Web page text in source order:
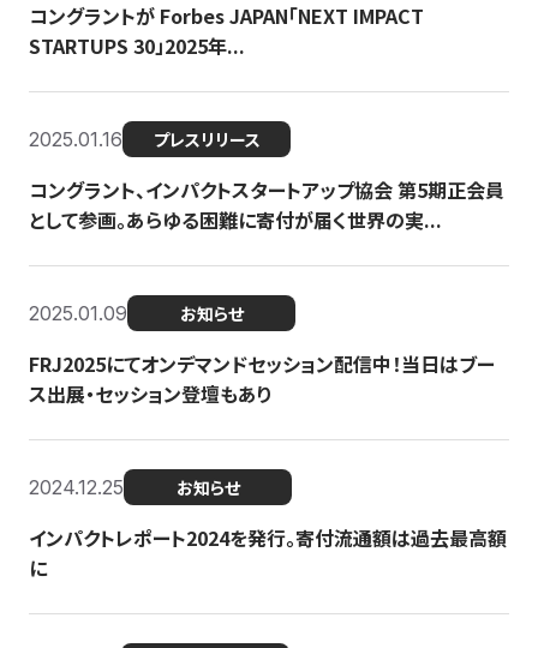
コングラントが Forbes JAPAN「NEXT IMPACT
STARTUPS 30」2025年...
2025.01.16 プレスリリース
コングラント、インパクトスタートアップ協会 第5期正会員
として参画。あらゆる困難に寄付が届く世界の実...
2025.01.09 お知らせ
FRJ2025にてオンデマンドセッション配信中！当日はブー
ス出展・セッション登壇もあり
2024.12.25 お知らせ
インパクトレポート2024を発行。寄付流通額は過去最高額
に